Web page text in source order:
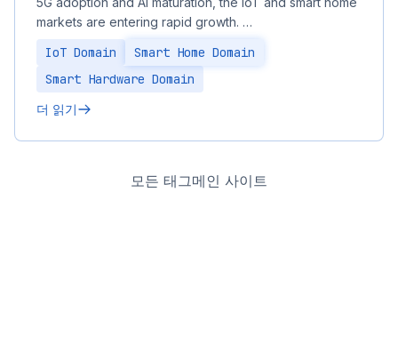
markets are entering rapid growth. …
IoT Domain
Smart Home Domain
Smart Hardware Domain
더 읽기
모든 태그메인 사이트